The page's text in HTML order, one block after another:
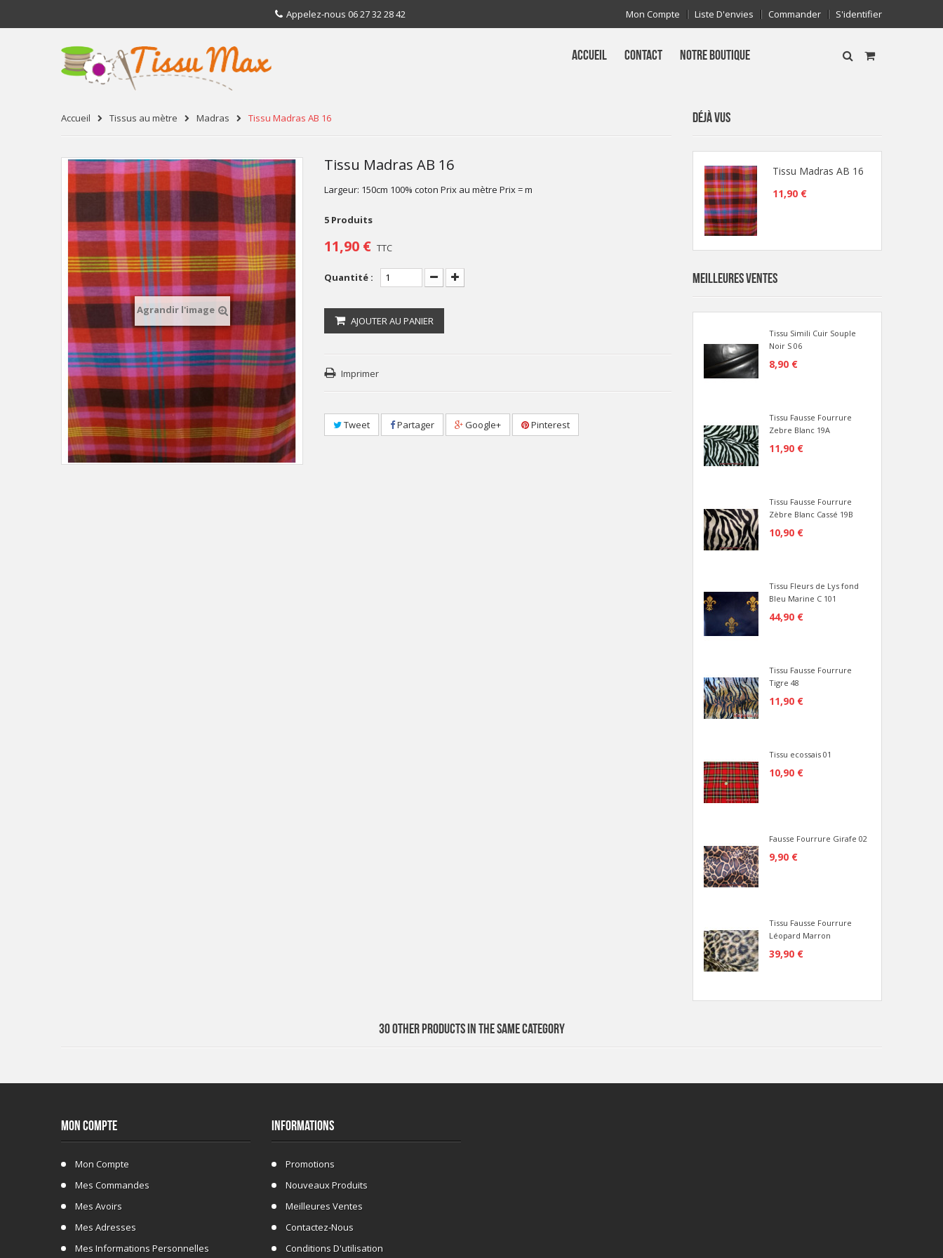
Mon Compte Liste D'envies Commander S'identifier
Appelez-nous 06 27 32 28 42
ACCUEIL CONTACT NOTRE BOUTIQUE
Accueil Tissus au mètre Madras Tissu Madras AB 16
Agrandir l'image
Tissu Madras AB 16
Largeur: 150cm 100% coton Prix au mètre Prix = m
5 Produits
11,90 € TTC
Quantité :
AJOUTER AU PANIER
Imprimer
Tweet Partager Google+ Pinterest
DÉJÀ VUS
Tissu Madras AB 16
11,90 €
MEILLEURES VENTES
Tissu Simili Cuir Souple
Noir S 06
8,90 €
Tissu Fausse Fourrure
Zebre Blanc 19A
11,90 €
Tissu Fausse Fourrure
Zèbre Blanc Cassé 19B
10,90 €
Tissu Fleurs de Lys fond
Bleu Marine C 101
44,90 €
Tissu Fausse Fourrure
Tigre 48
11,90 €
Tissu ecossais 01
10,90 €
Fausse Fourrure Girafe 02
9,90 €
Tissu Fausse Fourrure
Léopard Marron
39,90 €
30 OTHER PRODUCTS IN THE SAME CATEGORY
MON COMPTE
Mon Compte
Mes Commandes
Mes Avoirs
Mes Adresses
Mes Informations Personnelles
INFORMATIONS
Promotions
Nouveaux Produits
Meilleures Ventes
Contactez-Nous
Conditions D'utilisation